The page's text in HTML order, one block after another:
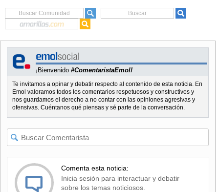
¡Bienvenido #ComentaristaEmol!
Te invitamos a opinar y debatir respecto al contenido de esta noticia. En
Emol valoramos todos los comentarios respetuosos y constructivos y
nos guardamos el derecho a no contar con las opiniones agresivas y
ofensivas. Cuéntanos qué piensas y sé parte de la conversación.
Comenta esta noticia:
Inicia sesión para interactuar y debatir
sobre los temas noticiosos.